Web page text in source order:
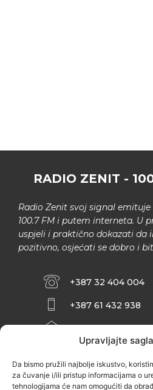
Upravljajte
Da bismo pružili najbolje iskustvo,
za čuvanje i/ili pristup informacijama o
tehnologijama će nam omogućiti da
RADIO ZENIT -
Radio Zenit svoj signal
100.7 FM i putem interneta. U
uspjeli i praktično dokazati da
pozitivno, osjećati se dobro i
+387 32 404 004
+387 61 432 938
ZENIČANKA, 3.